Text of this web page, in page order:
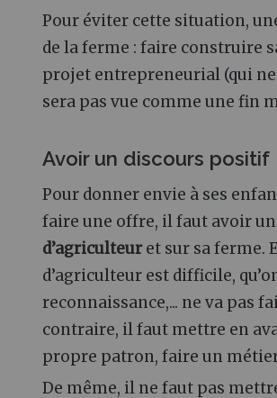
Pour éviter cette situation,
de la ferme : faire construire
projet entrepreneurial (qui
sera pas vue comme une fin
Avoir un discours positif
Pour donner envie à ses
faire une offre, il faut avoir un
d’agriculteur et sur sa ferme.
d’agriculteur est difficile,
reconnaissance,... ne va pas
contraire, il faut mettre en
propre patron, faire un métier
De même, il ne faut pas